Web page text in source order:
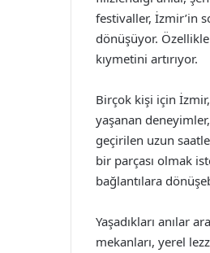
festivaller, İzmir’in
dönüşüyor.
kıymetini artırıyor.
Birçok kişi için
yaşanan
geçirilen uzun
bir parçası olmak
bağlantılara
Yaşadıkları anılar
mekanları, yerel